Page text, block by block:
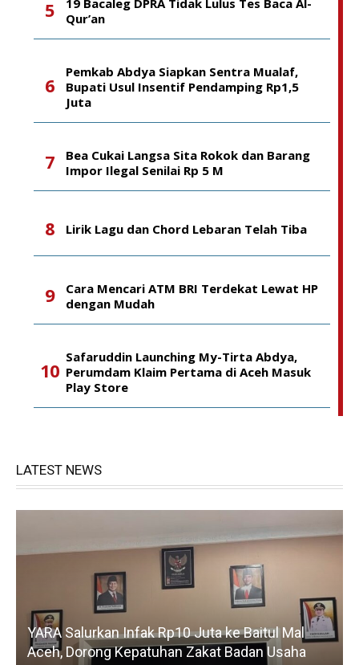
Qur’an
Pemkab Abdya Siapkan Sentra Mualaf,
Bupati Usul Insentif Pendamping Rp1,5
Juta
Bea Cukai Langsa Sita Rokok dan Barang
Impor Ilegal Senilai Rp 5 M
Lirik Lagu dan Chord Lebaran Telah Tiba
Cara Mencari ATM BRI Terdekat Lewat HP
dengan Mudah
Safaruddin Launching My-Tirta Abdya,
Perumdam Klaim Pertama di Aceh Masuk
Play Store
LATEST NEWS
YARA Salurkan Infak Rp10 Juta ke Baitul Mal
Aceh, Dorong Kepatuhan Zakat Badan Usaha